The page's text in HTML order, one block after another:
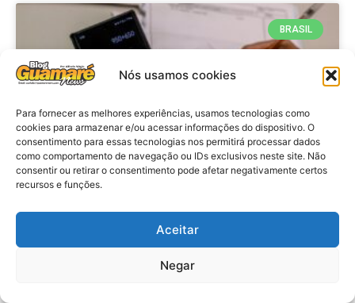
Nós usamos cookies
Para fornecer as melhores experiências, usamos tecnologias como
cookies para armazenar e/ou acessar informações do dispositivo. O
consentimento para essas tecnologias nos permitirá processar dados
como comportamento de navegação ou IDs exclusivos neste site. Não
consentir ou retirar o consentimento pode afetar negativamente certos
recursos e funções.
Aceitar
Negar
BRASIL
Economia: Prazo de adesão ao
Programa Desenrola 2.0 é
prorrogado